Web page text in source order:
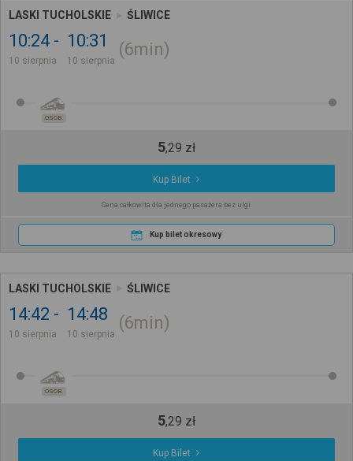
LASKI TUCHOLSKIE ŚLIWICE
10:24
10 sierpnia
10:31
10 sierpnia
6min
OSOB.
5,29 zł
Kup Bilet
Cena całkowita dla jednego pasażera bez ulgi
Kup bilet okresowy
LASKI TUCHOLSKIE ŚLIWICE
14:42
10 sierpnia
14:48
10 sierpnia
6min
OSOB.
5,29 zł
Kup Bilet